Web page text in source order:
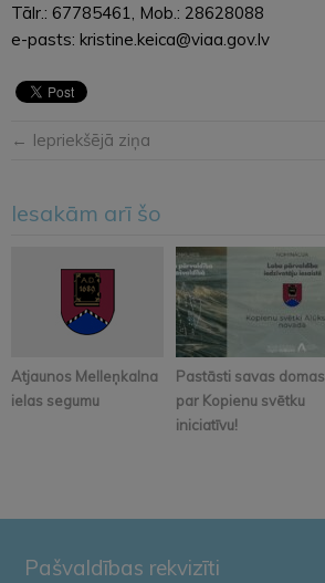
Tālr.: 67785461, Mob.: 28628088
e-pasts: kristine.keica@viaa.gov.lv
← Iepriekšējā ziņa
Iesakām arī šo
Atjaunos Melleņkalna
ielas segumu
Pastāsti savas domas
par Kopienu svētku
iniciatīvu!
Pašvaldības rekvizīti